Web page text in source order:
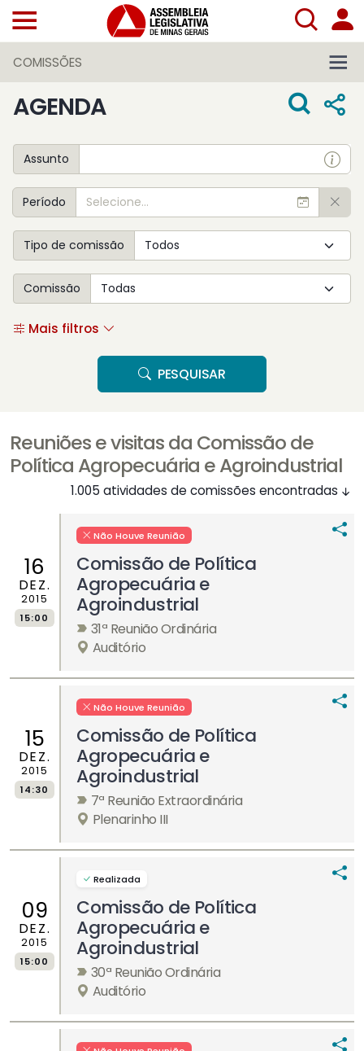
COMISSÕES
AGENDA
Assunto
Período
Tipo de comissão
Comissão
Mais filtros
PESQUISAR
Reuniões e visitas da Comissão de
Política Agropecuária e Agroindustrial
1.005 atividades de comissões encontradas
16
DEZ.
2015
15:00
Não Houve Reunião
Comissão de Política
Agropecuária e
Agroindustrial
31ª Reunião Ordinária
Auditório
15
DEZ.
2015
14:30
Não Houve Reunião
Comissão de Política
Agropecuária e
Agroindustrial
7ª Reunião Extraordinária
Plenarinho III
09
DEZ.
2015
15:00
Realizada
Comissão de Política
Agropecuária e
Agroindustrial
30ª Reunião Ordinária
Auditório